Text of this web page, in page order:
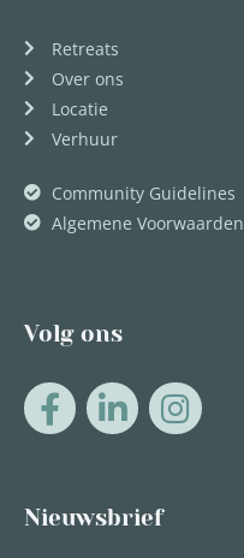
Retreats
Over ons
Locatie
Verhuur
Community Guidelines
Algemene Voorwaarden
Volg ons
Nieuwsbrief